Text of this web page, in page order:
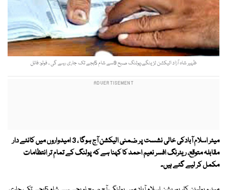
ظہیر شاہ آزاد الیکشن لڑینگے،پولنگ صبح 9سے شام 5بجے تک جاری رہے گی ۔ فوٹو: فائل
میئر اسلام آبادکی خالی نشست پر ضمنی الیکشن آج ہوگا ، 3 امیدواروں میں کانٹے دار
مقابلہ متوقع، ریٹرنگ افسر نعیم احمد کا کہنا ہے کہ پولنگ کے تمام تر انتظامات
مکمل کر لیے گئے ہیں۔